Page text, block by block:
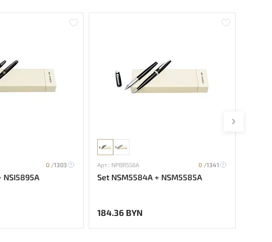
0 /1303
NSI5895A
Арт.: NPBR558A 0 /1341
Set NSM5584A + NSM5585A
184.36 BYN